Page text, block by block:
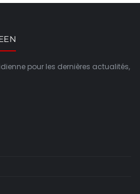
pour les dernières actualités,